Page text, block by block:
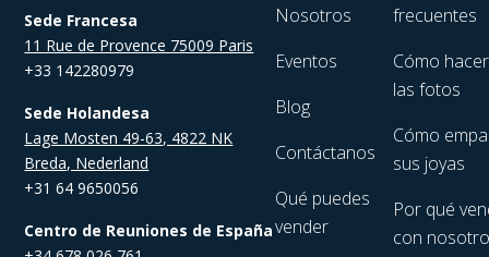
Sede Francesa
11 Rue de Provence 75009 Paris
+33 142280979
Sede Holandesa
Lage Mosten 49-63, 4822 NK
Breda, Nederland
+31 64 9650056
Centro de Reuniones de España
Nosotros
Eventos
Blog
Contáctanos
Qué puedes
vender
frecuentes
Cómo hacer
las fotos
Cómo
sus joyas
Por qué
con